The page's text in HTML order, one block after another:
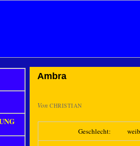
Ambra
Von CHRISTIAN
Geschlecht: